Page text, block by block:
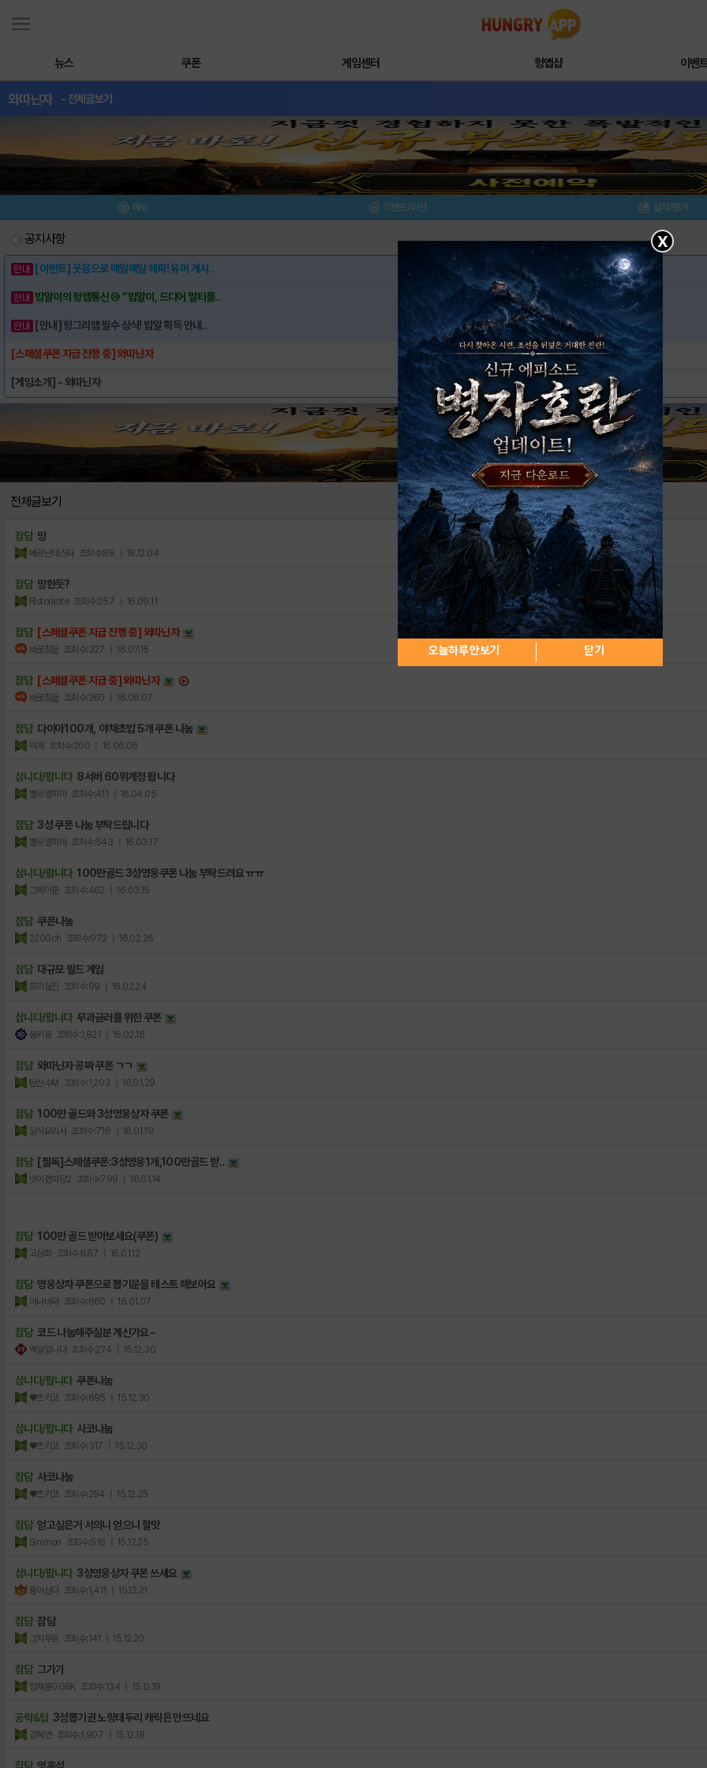
뉴스 쿠폰 게임센터 헝앱샵 이벤
와따닌자 - 전체글보기
메뉴 이벤트/미션 설치/평가
공지사항
[이벤트] 웃음으로 매일매일 해피! 유머 게시..
밥알이의 헝앱통신 ⑲ “밥알이, 드디어 멀티를..
[안내] 헝그리앱 필수 상식! 밥알 획득 안내..
[스페셜쿠폰 지급 진행 중] 와따닌자
[게임소개] - 와따닌자
전체글보기
잡담 망
에르난데스타 조회수:88 | 18.12.04
잡담 망한듯?
Ristorante 조회수:257 | 16.09.11
잡담 [스페셜쿠폰 지급 진행 중] 와따닌자
바로참글 조회수:327 | 16.07.15
잡담 [스페셜쿠폰 지급 중] 와따닌자
바로참글 조회수:260 | 16.06.07
잡담 다이아100개, 야채초밥 5개 쿠폰 나눔
덕계 조회수:200 | 16.06.06
삽니다/팝니다 8서버 60위계정 팝니다
벨르넬피아 조회수:411 | 16.04.05
잡담 3성 쿠폰 나눔 부탁드립니다
벨르넬피아 조회수:543 | 16.03.17
삽니다/팝니다 100만골드 3성영웅쿠폰 나눔 부탁드려요 ㅠㅠ
그레이준 조회수:462 | 16.03.15
잡담 쿠폰나눔
2200ch 조회수:972 | 16.02.26
잡담 대규모 필드 게임
프리실진 조회수:99 | 16.02.24
삽니다/팝니다 무과금러를 위한 쿠폰
몽키몽 조회수:1,821 | 16.02.16
잡담 와따닌자 공짜 쿠폰 ㄱㄱ
탄산수M 조회수:1,203 | 16.01.29
잡담 100만 골드와 3성영웅상자 쿠폰
읽식요리사 조회수:716 | 16.01.19
잡담 [필독]스페셜쿠폰:3성영웅1개,100만골드 받..
넷이겠따당2 조회수:799 | 16.01.14
잡담 100만 골드 받아보세요(쿠폰)
고삼촤 조회수:687 | 16.01.12
잡담 영웅상자 쿠폰으로 뽑기운을 테스트 해보아요
아나바돠 조회수:660 | 16.01.07
잡담 코드 나눔해주실분 계신가요~
맥달입니다 조회수:274 | 15.12.30
삽니다/팝니다 쿠폰나눔
♥츠키코 조회수:695 | 15.12.30
삽니다/팝니다 사코나눔
♥츠키코 조회수:317 | 15.12.30
잡담 사코나눔
♥츠키코 조회수:294 | 15.12.25
잡담 얻고싶은거 서의니 얻으니 할맛
Sinimori 조회수:516 | 15.12.25
삽니다/팝니다 3성영웅상자 쿠폰 쓰세요
용이산다 조회수:1,411 | 15.12.21
잡담 잡담
그지무트 조회수:141 | 15.12.20
잡담 그가가
정재훈GG8K 조회수:134 | 15.12.19
공략&팁 3성뽑기권 노랑테두리 캐릭은 안뜨네요
강혜연 조회수:1,907 | 15.12.18
잡담 영혼석
X
오늘하루 안보기 닫기